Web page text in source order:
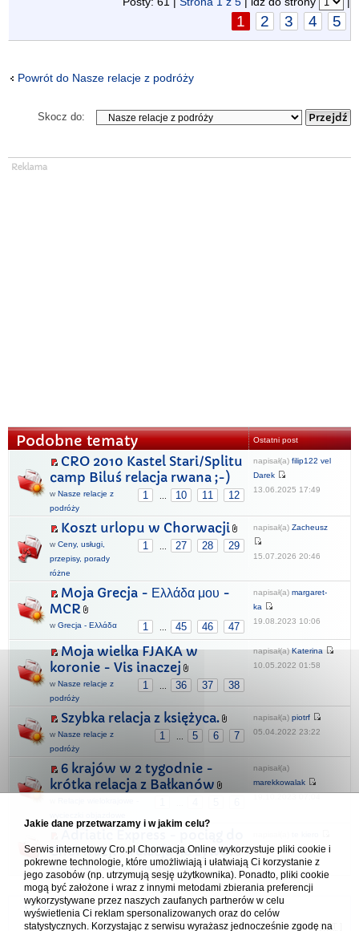
1 2 3 4 5
Powrót do Nasze relacje z podróży
Skocz do:
Podobne tematy Ostatni post
CRO 2010 Kastel Stari/Splitu
camp Biluś relacja rwana ;-)
1 ... 10 11 12
w Nasze relacje z
podróży
napisał(a) filip122 vel
Darek
13.06.2025 17:49
Koszt urlopu w Chorwacji
1 ... 27 28 29
w Ceny, usługi,
przepisy, porady
różne
napisał(a) Zacheusz
15.07.2026 20:46
Moja Grecja - Ελλάδα μου -
MCR
1 ... 45 46 47
w Grecja - Ελλάδα
napisał(a) margaret-
ka
19.08.2023 10:06
Moja wielka FJAKA w
koronie - Vis inaczej
1 ... 36 37 38
w Nasze relacje z
podróży
napisał(a)Katerina
10.05.2022 01:58
Szybka relacja z księżyca.
1 ... 5 6 7
w Nasze relacje z
podróży
napisał(a) piotrf
05.04.2022 23:22
6 krajów w 2 tygodnie -
krótka relacja z Bałkanów
napisał(a)
marekkowalak
Chorwacji - relacja na żywo!
wRozmowy o turystyce i nie tylko
11.07.2025 20:37
Forum Chorwacja Online - Cro.pl
Usuń ciasteczka• Strefa czasowa: UTC + 1 (Polska - czas zimowy) [ DST
Jakie dane przetwarzamy i w jakim celu?
Serwis internetowy Cro.pl Chorwacja Online wykorzystuje pliki cookie i
pokrewne technologie, które umożliwiają i ułatwiają Ci korzystanie z
jego zasobów (np. utrzymują sesję użytkownika). Ponadto, pliki cookie
mogą być założone i wraz z innymi metodami zbierania preferencji
wykorzystywane przez naszych zaufanych partnerów w celu
wyświetlenia Ci reklam spersonalizowanych oraz do celów
statystycznych. Korzystając z serwisu wyrażasz jednocześnie zgodę na